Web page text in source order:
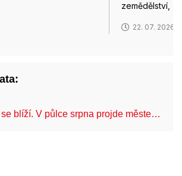
zemědělství,
22. 07. 2026
blíží. V půlce srpna projde měste…